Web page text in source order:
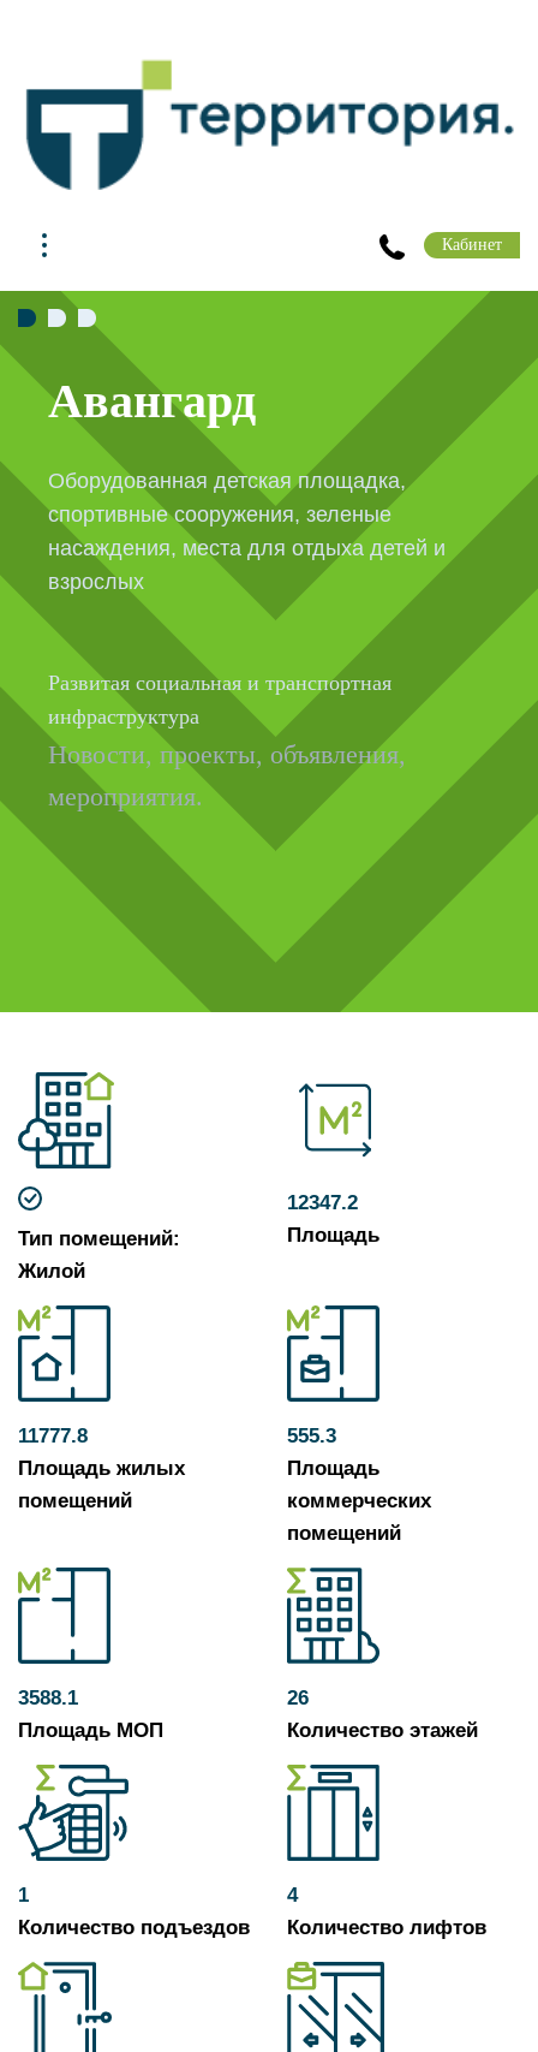
Кабинет
и
Клиентский
Для вас открыты
офисы:
ул. Юлиуса Фучика, д.3
ул. Михеева, д.2
ул. Южногорская, д.11
ул. Кузнецова, д.21
Новости, проекты,
мероприятия.
Тип помещений:
Жилой
12347.2
Площадь
11777.8
Площадь жилых
помещений
555.3
Площадь
коммерческих
помещений
3588.1
Площадь МОП
26
Количество этажей
1
Количество подъездов
4
Количество лифтов